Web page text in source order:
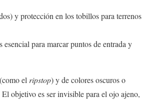
y protección en los tobillos para terrenos
para marcar puntos de entrada y
elripstop) y de colores oscuros o
objetivo es ser invisible para el ojo ajeno,